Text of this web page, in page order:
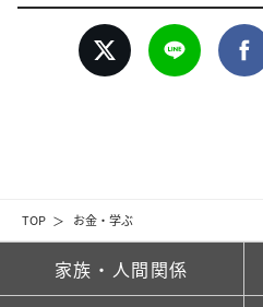
TOP お金・学ぶ
家族・人間関係